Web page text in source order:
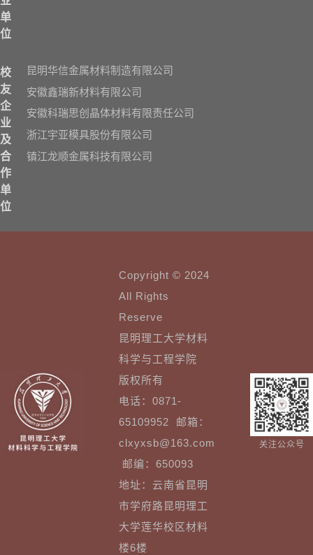
单
位
校
友
企
业
及
合
作
单
位
昆明华信金属材料制造有限公司
安徽鑫瑞新材料有限公司
安徽科瑞思创晶体材料有限责任公司
浙江宇亚模具股份有限公司
镇江龙顺金属科技有限公司
Copyright © 2024
All Rights
Reserve
昆明理工大学材料
科学与工程学院
版权所有
电话：0871-
65109952 邮箱：
clxyxsb@163.com
邮编：650093
地址：云南省昆明
市学府路昆明理工
大学莲华校区材料
楼6楼
关注公众号